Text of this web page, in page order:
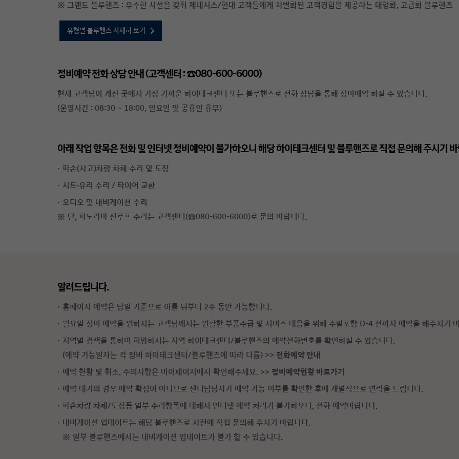
그랜드 블루핸즈 : 우수한 시설을 갖춰 제네시스/현대 고객들에게 차별화된 고객경험을 제공하는 대형화, 고급화 블루핸즈
유형별 블루핸즈 자세히 보기
정비예약 전화 상담 안내 (고객센터 : ☎080-600-6000)
현재 고객님이 계신 곳에서 가장 가까운 하이테크센터 또는 블루핸즈로 전화 상담을 통해 정비예약 하실 수 있습니다.
(운영시간 : 08:30 ~ 18:00, 일요일 및 공휴일 휴무)
아래 작업 항목은 전화 및 인터넷 정비예약이 불가하오니 해당 하이테크센터 및 블루핸즈로 직접 문의해 주시기
파손(사고)차량 차체 수리 및 도장
시트·유리 수리 / 타이어 교환
오디오 및 내비게이션 수리
※ 단, 파노라마 선루프 수리는 고객센터(☎080-600-6000)로 문의 바랍니다.
알려드립니다.
홈페이지 예약은 당일 기준으로 이틀 뒤부터 2주 동안 가능합니다.
월요일 정비 예약을 원하시는 고객님께서는 원활한 부품수급 및 서비스 대응을 위해 주말포함 D-4 전까지 예약을 해주시기
지역별 검색을 통하여 희망하시는 지역 하이테크센터/블루핸즈의 예약전화번호를 확인하실 수 있습니다.
(예약 가능일자는 각 정비 하이테크센터/블루핸즈에 따라 다름) >> 전화예약 안내
예약 현황 및 취소, 주의사항은 마이페이지에서 확인해주세요. >> 정비예약현황 바로가기
예약 대기의 경우 예약 확정이 아니므로 센터담당자가 예약 가능 여부를 확인한 후에 개별적으로 연락을 드립니다.
파손차량 차체/도장등 일부 수리항목에 대해서 인터넷 예약 처리가 불가하오니, 전화 예약바랍니다.
내비게이션 업데이트는 해당 블루핸즈로 사전에 직접 문의해 주시기 바랍니다.
※ 일부 블루핸즈에서는 내비게이션 업데이트가 불가 할 수 있습니다.